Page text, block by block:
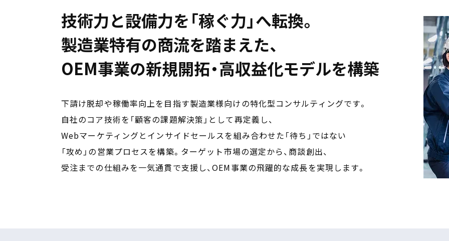
技術力と設備力を「稼ぐ力」へ転換。
製造業特有の商流を踏まえた、
OEM事業の新規開拓・高収益化モデルを構築
下請け脱却や稼働率向上を目指す製造業様向けの特化型コンサルティングです。
自社のコア技術を「顧客の課題解決策」として再定義し、
Webマーケティングとインサイドセールスを組み合わせた「待ち」ではない
「攻め」の営業プロセスを構築。 ターゲット市場の選定から、商談創出、
受注までの仕組みを一気通貫で支援し、OEM事業の飛躍的な成長を実現します。